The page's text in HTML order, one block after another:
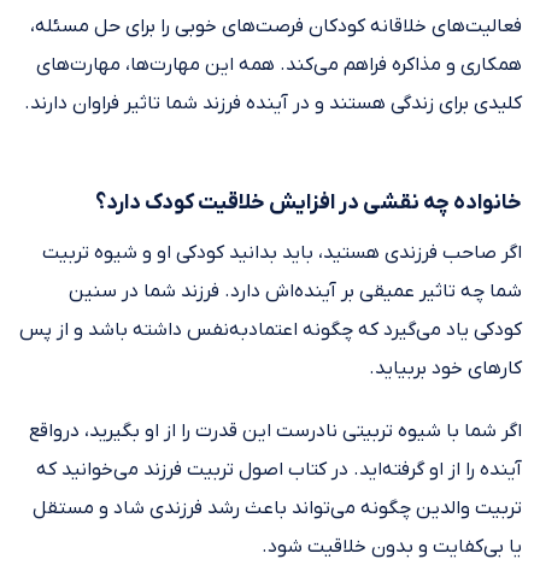
فعالیت‌های خلاقانه کودکان فرصت‌های خوبی را برای حل مسئله،
همکاری و مذاکره فراهم می‌کند. همه این مهارت‌ها، مهارت‌های
کلیدی برای زندگی هستند و در آینده فرزند شما تاثیر فراوان دارند.
خانواده چه نقشی در افزایش خلاقیت کودک دارد؟
اگر صاحب فرزندی هستید، باید بدانید کودکی او و شیوه تربیت
شما چه تاثیر عمیقی بر آینده‌اش دارد. فرزند شما در سنین
کودکی یاد می‌گیرد که چگونه اعتمادبه‌نفس داشته باشد و از پس
کارهای خود بربیاید.
اگر شما با شیوه تربیتی نادرست این قدرت را از او بگیرید، درواقع
آینده را از او گرفته‌اید. در کتاب اصول تربیت فرزند می‌خوانید که
تربیت والدین چگونه می‌تواند باعث رشد فرزندی شاد و مستقل
یا بی‌کفایت و بدون خلاقیت شود.